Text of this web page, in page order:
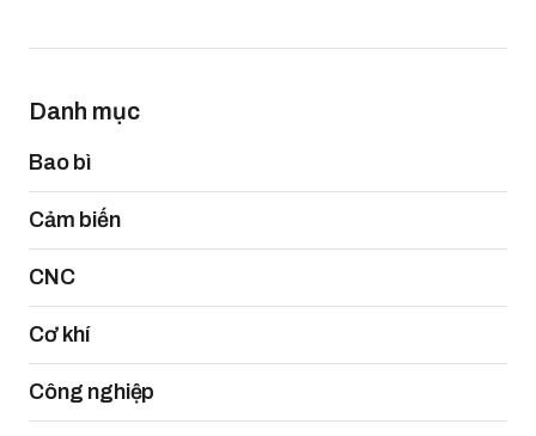
Danh mục
Bao bì
Cảm biến
CNC
Cơ khí
Công nghiệp